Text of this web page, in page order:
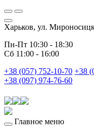
Харьков, ул.
Пн-Пт 10:30 - 18:30
Сб 11:00 - 16:00
+38 (057) 752-10-70 +38
+38 (097) 974-76-60
Главное меню